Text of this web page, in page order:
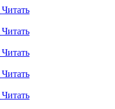
Читать
Читать
Читать
Читать
Читать